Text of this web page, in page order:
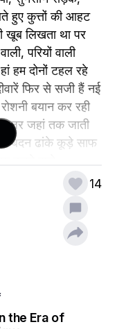
हुए कुत्तों की आहट
खूब लिखता था पर
परियों वाली
हम दोनों टहल रहे
फिर से सजी हैं नई
बयान कर रही
जहां तक जाती
बदन ढांके कूड़े साफ
को दुल्हन बनाने
यार को जोर की
से दो रुपए कमाने
उसके बगल में
सटकर फास्ट फूड
14
the Era of